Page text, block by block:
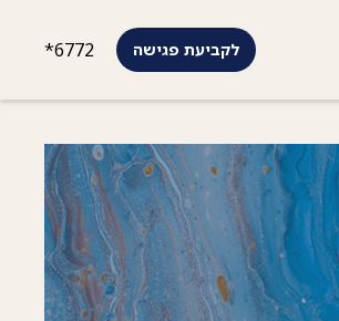
לקביעת פגישה *6772